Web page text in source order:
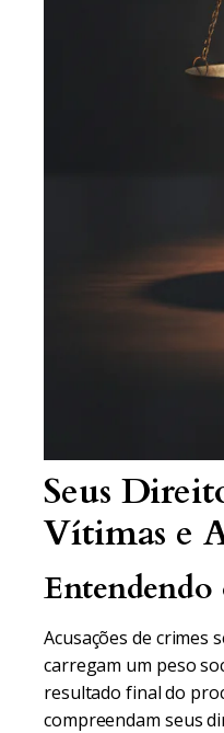
Seus
Vítimas e
Entendendo
Acusações de crimes
carregam um peso
resultado final do
compreendam seus